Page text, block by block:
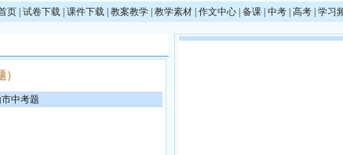
页 试卷下载 课件下载 教案教学 教学素材 作文中心 备课 中考 高考 学习
中考题